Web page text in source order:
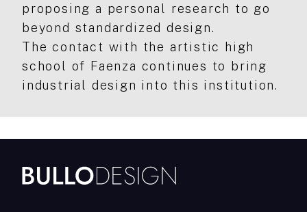
proposing a personal research to go
beyond standardized design.
The contact with the artistic high
school of Faenza continues to bring
industrial design into this institution.